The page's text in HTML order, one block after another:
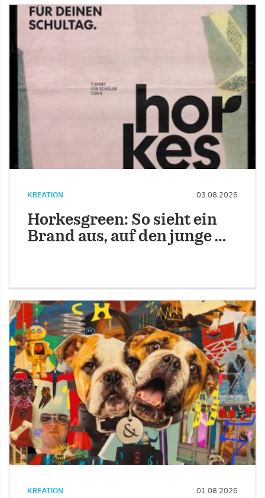
KREATION 03.08.2026
Horkesgreen: So sieht ein
Brand aus, auf den junge …
KREATION 01.08.2026